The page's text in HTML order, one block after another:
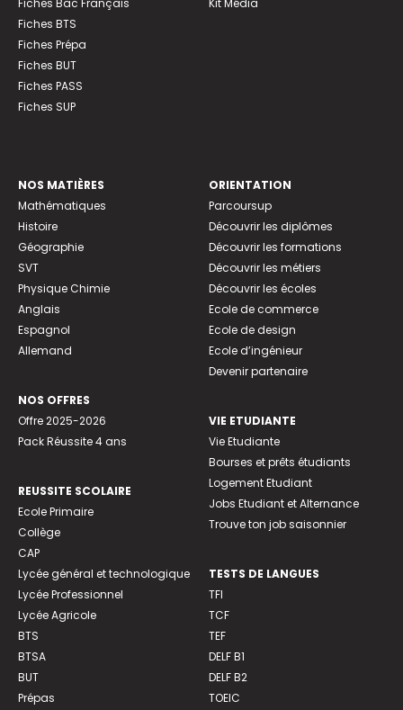
Fiches Bac Français
Fiches BTS
Fiches Prépa
Fiches BUT
Fiches PASS
Fiches SUP
Kit Média
NOS MATIÈRES
Mathématiques
Histoire
Géographie
SVT
Physique Chimie
Anglais
Espagnol
Allemand
NOS OFFRES
Offre 2025-2026
Pack Réussite 4 ans
REUSSITE SCOLAIRE
Ecole Primaire
Collège
CAP
Lycée général et technologique
Lycée Professionnel
Lycée Agricole
BTS
BTSA
BUT
Prépas
ORIENTATION
Parcoursup
Découvrir les diplômes
Découvrir les formations
Découvrir les métiers
Découvrir les écoles
Ecole de commerce
Ecole de design
Ecole d’ingénieur
Devenir partenaire
VIE ETUDIANTE
Vie Etudiante
Bourses et prêts étudiants
Logement Etudiant
Jobs Etudiant et Alternance
Trouve ton job saisonnier
TESTS DE LANGUES
TFI
TCF
TEF
DELF B1
DELF B2
TOEIC